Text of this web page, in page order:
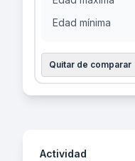
Edad mínima
Quitar de comparar
Actividad